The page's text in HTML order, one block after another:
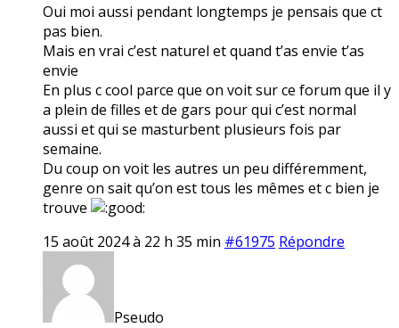
Oui moi aussi pendant longtemps je pensais que ct
pas bien.
Mais en vrai c’est naturel et quand t’as envie t’as
envie
En plus c cool parce que on voit sur ce forum que il y
a plein de filles et de gars pour qui c’est normal
aussi et qui se masturbent plusieurs fois par
semaine.
Du coup on voit les autres un peu différemment,
genre on sait qu’on est tous les mêmes et c bien je
trouve
15 août 2024 à 22 h 35 min #61975 Répondre
Pseudo